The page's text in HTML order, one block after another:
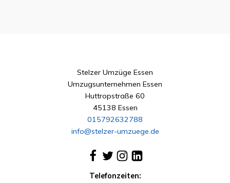
Stelzer Umzüge Essen
Umzugsunternehmen Essen
Huttropstraße 60
45138 Essen
015792632788
info@stelzer-umzuege.de
Telefonzeiten: